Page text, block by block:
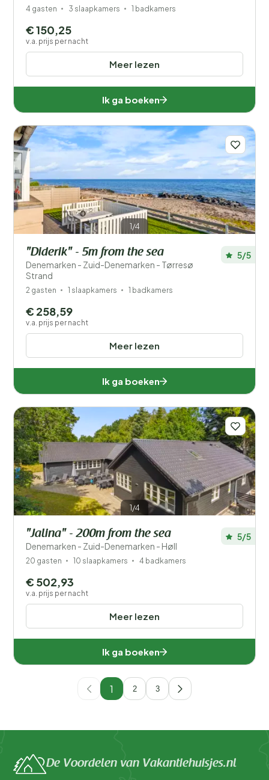
4 gasten 3 slaapkamers 1 badkamers
Meer lezen
€ 150,25
v.a. prijs per nacht
Ik ga boeken
1/4
"Diderik" - 5m from the sea
Denemarken - Zuid-Denemarken - Tørresø
Strand
5/5
2 gasten 1 slaapkamers 1 badkamers
Meer lezen
€ 258,59
v.a. prijs per nacht
Ik ga boeken
1/4
"Jalina" - 200m from the sea
Denemarken - Zuid-Denemarken - Høll
5/5
20 gasten 10 slaapkamers 4 badkamers
Meer lezen
€ 502,93
v.a. prijs per nacht
Ik ga boeken
1 2 3
De Voordelen van Vakantiehuisjes.nl